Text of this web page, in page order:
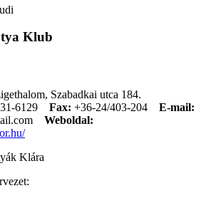
Klub
Szabadkai utca 184.
6129 Fax: +36-24/403-204
E-mail:
Weboldal:
Klára